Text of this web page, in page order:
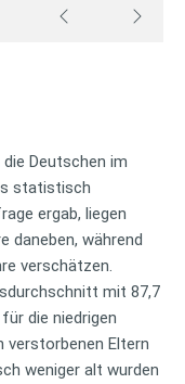
Deutschen im
statistisch
ergab, liegen
daneben, während
verschätzen.
mit 87,7
die niedrigen
verstorbenen Eltern
weniger alt wurden